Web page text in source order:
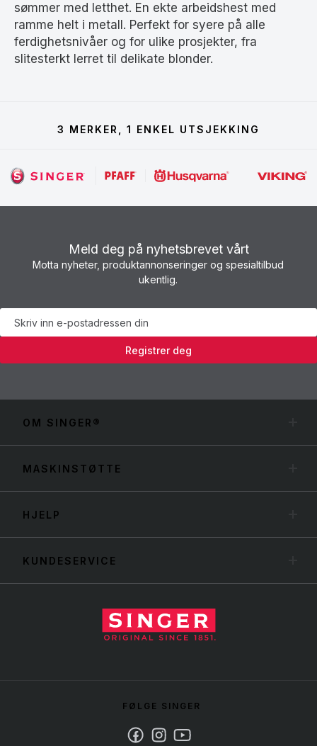
sømmer med letthet. En ekte arbeidshest med
ramme helt i metall. Perfekt for syere på alle
ferdighetsnivåer og for ulike prosjekter, fra
slitesterkt lerret til delikate blonder.
3 MERKER, 1 ENKEL UTSJEKKING
Meld deg på nyhetsbrevet vårt
Motta nyheter, produktannonseringer og spesialtilbud
ukentlig.
Nyhetsbrev
Registrer deg
OM SINGER®
MASKINSTØTTE
HJELP
KUNDESERVICE
FØLGE SINGER